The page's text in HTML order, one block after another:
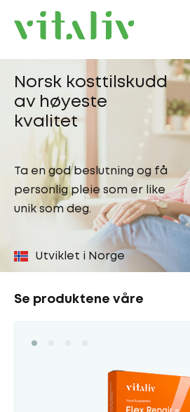
Norsk kosttilskudd
av høyeste
kvalitet
Ta en god beslutning og få
personlig pleie som er like
unik som deg.
Utviklet i Norge
Se produktene våre